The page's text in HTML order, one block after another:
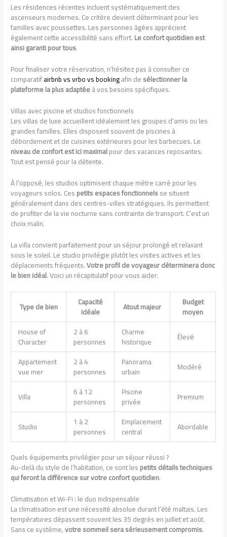
Les résidences récentes incluent systématiquement des
ascenseurs modernes. Ce critère devient déterminant pour les
familles avec poussettes. Les personnes âgées apprécient
également cette accessibilité sans effort.Le confort quotidien est
ainsi garanti pour tous.
Pour finaliser votre réservation, n’hésitez pas à consulter ce
comparatifairbnb vs vrbo vs bookingafin desélectionner la
plateforme la plus adaptéeà vos besoins spécifiques.
Villas avec piscine et studios fonctionnels
Les villas de luxe accueillent idéalement les groupes d’amis ou les
grandes familles. Elles disposent souvent de piscines à
débordement et de cuisines extérieures pour les barbecues. Le
niveau de confort est ici maximalpour des vacances reposantes.
Tout est pensé pour la détente.
À l’opposé, les studios optimisent chaque mètre carré pour les
voyageurs solos. Cespetits espaces fonctionnelsse situent
généralement dans des centres-villes stratégiques. Ils permettent
de profiter de la vie nocturne sans contrainte de transport. C’est un
choix malin.
La villa convient parfaitement pour un séjour prolongé et relaxant
sous le soleil. Le studio privilégie plutôt les visites actives et les
déplacements fréquents.Votre profil de voyageur déterminera donc
le bien idéal. Voici un récapitulatif pour vous aider.
Type de bien Capacité
idéale Atout majeur Budget
moyen
House of
Character
2 à 6
personnes
Charme
historique
Élevé
Appartement
vue mer
2 à 4
personnes
Panorama
urbain Modéré
Villa 6 à 12
personnes
Piscine
privée Premium
Studio 1 à 2
personnes
Emplacement
central Abordable
Quels équipements privilégier pour un séjour réussi ?
Au-delà du style de l’habitation, ce sont lespetits détails techniques
qui feront la différence sur votre confort quotidien.
Climatisation et Wi-Fi : le duo indispensable
La climatisation est une nécessité absolue durant l’été maltais. Les
températures dépassent souvent les 35 degrés en juillet et août.
Sans ce système,votre sommeil sera sérieusement compromis.